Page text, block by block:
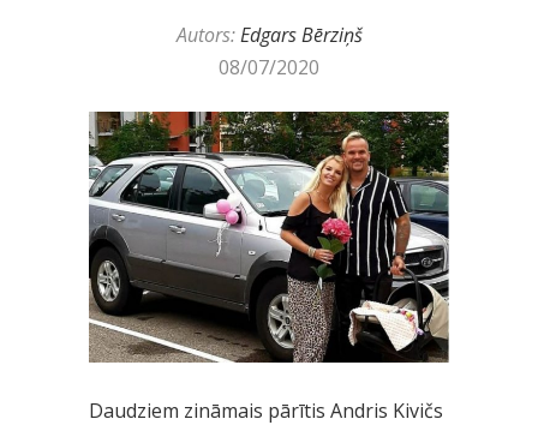
Autors:Edgars Bērziņš
08/07/2020
Daudziem zināmais pārītis Andris Kivičs